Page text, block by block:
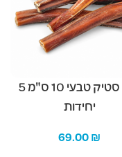
בולי סטיק טבעי 10 ס"מ 5
יחידות
69.00 ₪